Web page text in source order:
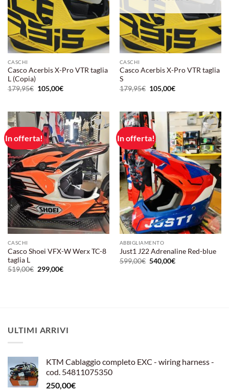
CASCHI
Casco Acerbis X-Pro VTR taglia
L (Copia)
179,95€ Il
prezzo
179,95€.
105,00€Il
105,00€.
CASCHI
Casco Acerbis X-Pro VTR taglia
S
179,95€ Il
prezzo
179,95€.
105,00€Il
105,00€.
In offerta!
Aggiungi
alla lista
dei
desideri
CASCHI
Casco Shoei VFX-W Werx TC-8
taglia L
519,00€ Il
prezzo
299,00€Il
In offerta!
Aggiungi
alla lista
dei
desideri
ABBIGLIAMENTO
Just1 J22 Adrenaline Red-blue
599,00€ Il
prezzo
540,00€Il
ULTIMI ARRIVI
KTM Cablaggio completo EXC - wiring harness -
cod. 54811075350
250,00€